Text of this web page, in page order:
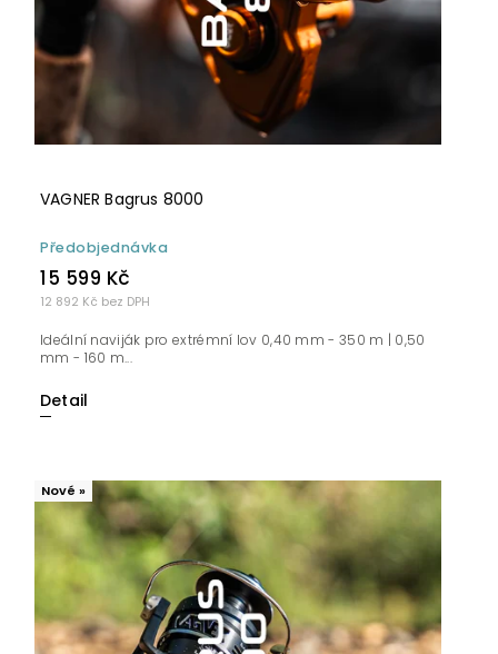
VAGNER Bagrus 8000
Předobjednávka
12 892 Kč bez DPH
15 599 Kč
Detail
Ideální naviják pro extrémní lov 0,40 mm - 350 m | 0,50
mm - 160 m...
Nové »